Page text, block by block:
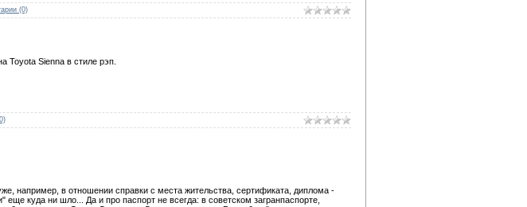
(0)
Toyota Sienna в стиле рэп.
например, в отношении справки с места жительства, сертификата, диплома -
куда ни шло... Да и про паспорт не всегда: в советском загранпаспорте,